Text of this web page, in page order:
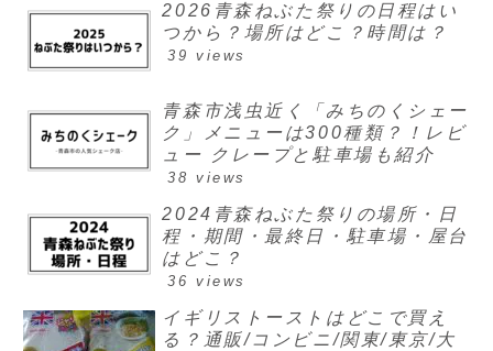
2026青森ねぶた祭りの日程はい
つから？場所はどこ？時間は？
39 views
青森市浅虫近く「みちのくシェー
ク」メニューは300種類？！レビ
ュー クレープと駐車場も紹介
38 views
2024青森ねぶた祭りの場所・日
程・期間・最終日・駐車場・屋台
はどこ？
36 views
イギリストーストはどこで買え
る？通販/コンビニ/関東/東京/大